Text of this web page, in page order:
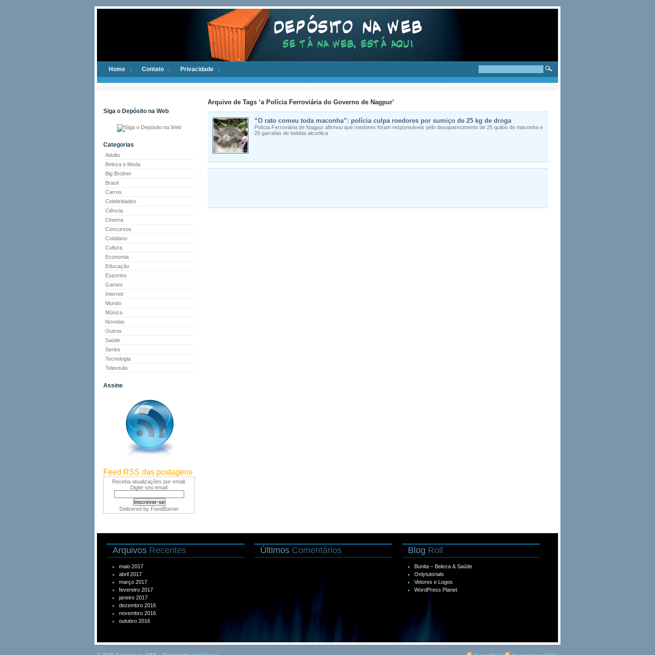
Home Contato Privacidade
Siga o Depósito na Web
Categorias
Adulto
Beleza e Moda
Big Brother
Brasil
Carros
Celebridades
Ciência
Cinema
Concursos
Cotidiano
Cultura
Economia
Educação
Esportes
Games
Internet
Mundo
Música
Novelas
Outros
Saúde
Series
Tecnologia
Televisão
Assine
Feed RSS das postagens
Receba atualizações por email.
Digite seu email:
Delivered by FeedBurner
Arquivo de Tags ‘a Polícia Ferroviária do Governo de Nagpur’
“O rato comeu toda maconha”: polícia culpa roedores por sumiço de 25 kg de droga
Polícia Ferroviária de Nagpur afirmou que roedores foram responsáveis pelo desaparecimento de 25 quilos de maconha e
25 garrafas de bebida alcoólica
Arquivos Recentes
maio 2017
abril 2017
março 2017
fevereiro 2017
janeiro 2017
dezembro 2016
novembro 2016
outubro 2016
Últimos Comentários Blog Roll
Bunita – Beleza & Saúde
Onlytutorials
Vetores e Logos
WordPress Planet